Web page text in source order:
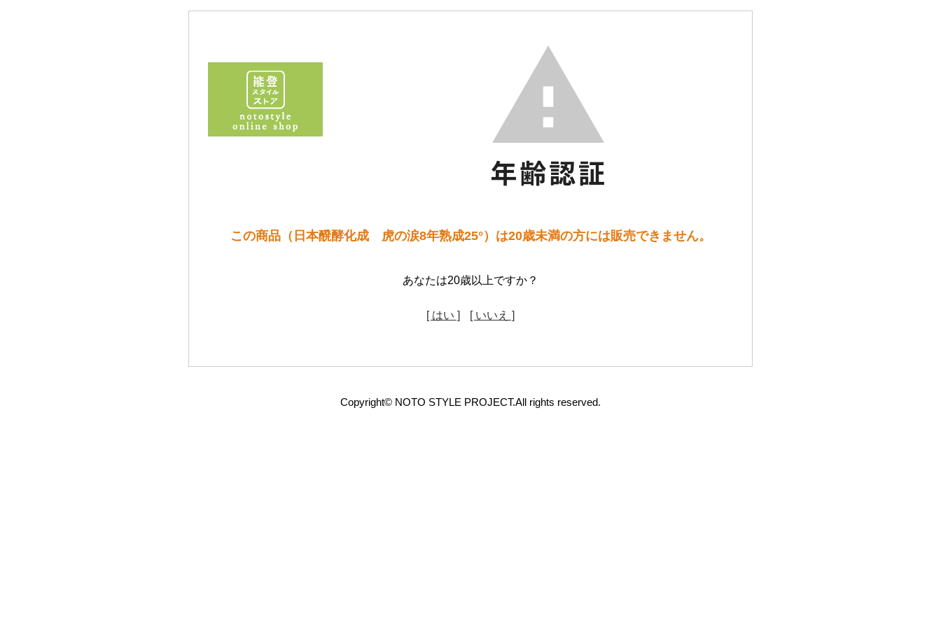
この商品（日本醗酵化成 虎の涙8年熟成25°）は20歳未満の方には販売できません。
あなたは20歳以上ですか？
[ はい ] [ いいえ ]
Copyright© NOTO STYLE PROJECT.All rights reserved.